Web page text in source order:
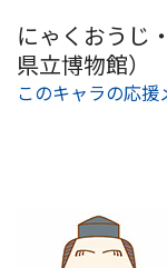
にゃくおうじ
県立博物館）
このキャラの応援